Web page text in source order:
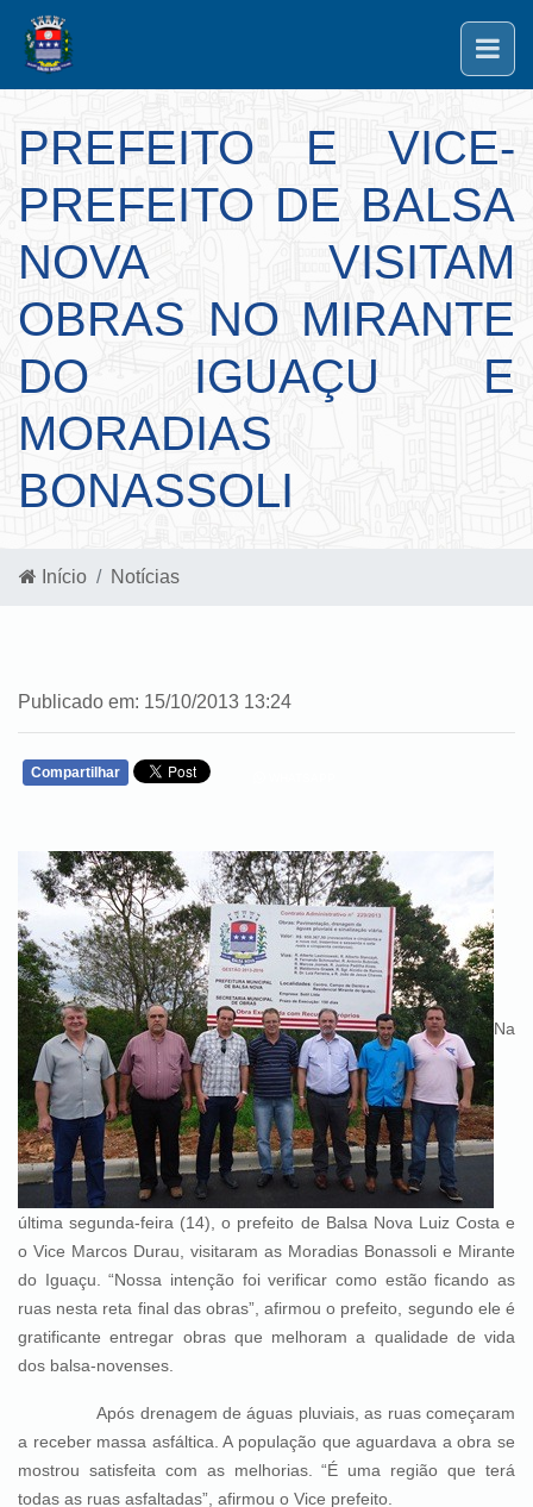
PREFEITO E VICE-
PREFEITO DE BALSA
NOVA VISITAM
OBRAS NO MIRANTE
DO IGUAÇU E
MORADIAS
BONASSOLI
Início Notícias
Publicado em: 15/10/2013 13:24
Compartilhar
Na
última segunda-feira (14), o prefeito de Balsa Nova Luiz Costa e
o Vice Marcos Durau, visitaram as Moradias Bonassoli e Mirante
do Iguaçu. “Nossa intenção foi verificar como estão ficando as
ruas nesta reta final das obras”, afirmou o prefeito, segundo ele é
gratificante entregar obras que melhoram a qualidade de vida
dos balsa-novenses.
Após drenagem de águas pluviais, as ruas começaram
a receber massa asfáltica. A população que aguardava a obra se
mostrou satisfeita com as melhorias. “É uma região que terá
todas as ruas asfaltadas”, afirmou o Vice prefeito.